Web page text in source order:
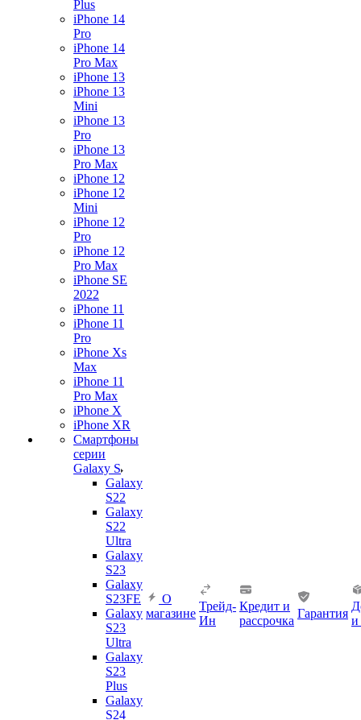
Plus
iPhone 14
Pro
iPhone 14
Pro Max
iPhone 13
iPhone 13
Mini
iPhone 13
Pro
iPhone 13
Pro Max
iPhone 12
iPhone 12
Mini
iPhone 12
Pro
iPhone 12
Pro Max
iPhone SE
2022
iPhone 11
iPhone 11
Pro
iPhone Xs
Max
iPhone 11
Pro Max
iPhone X
iPhone XR
Смартфоны
серии
Galaxy S
Galaxy
S22
Galaxy
S22
Ultra
Galaxy
S23
Galaxy
S23FE
Galaxy
S23
Ultra
Galaxy
S23
Plus
Galaxy
S24
О
магазине
Трейд-
Ин
Кредит и
рассрочка
Гарантия
и